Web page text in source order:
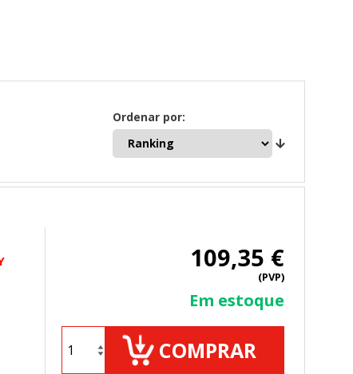
Ordenar por:
109,35 €
(PVP)
Em estoque
COMPRAR